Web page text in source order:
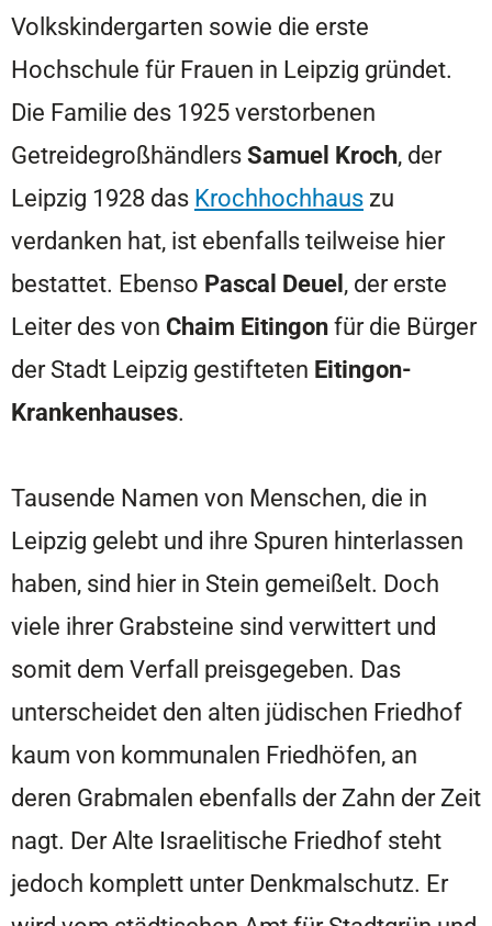
Volkskindergarten sowie die erste
Hochschule für Frauen in Leipzig gründet.
Die Familie des 1925 verstorbenen
GetreidegroßhändlersSamuel Kroch, der
Leipzig 1928 das Krochhochhaus zu
verdanken hat, ist ebenfalls teilweise hier
bestattet. Ebenso Pascal Deuel, der erste
Leiter des von Chaim Eitingonfür die Bürger
der Stadt Leipzig gestifteten Eitingon-
Krankenhauses.
Tausende Namen von Menschen, die in
Leipzig gelebt und ihre Spuren hinterlassen
haben, sind hier in Stein gemeißelt. Doch
viele ihrer Grabsteine sind verwittert und
somit dem Verfall preisgegeben. Das
unterscheidet den alten jüdischen Friedhof
kaum von kommunalen Friedhöfen, an
deren Grabmalen ebenfalls der Zahn der Zeit
nagt. Der Alte Israelitische Friedhof steht
jedoch komplett unter Denkmalschutz. Er